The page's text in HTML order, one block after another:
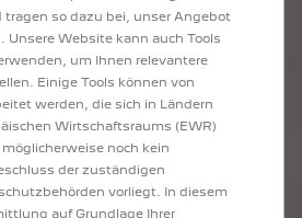
BAUWEISE
sich durch seinen großzügigen, flexibel
wenn Sie keine Hand frei haben, lässt sich
Sensorsteuerung mühelos öffnen.
tragen so dazu bei, unser Angebot
Unsere Website kann auch Tools
um Ihnen relevantere
Einige Tools können von
werden, die sich in Ländern
Wirtschaftsraums (EWR)
noch kein
der zuständigen
vorliegt. In diesem
auf Grundlage Ihrer